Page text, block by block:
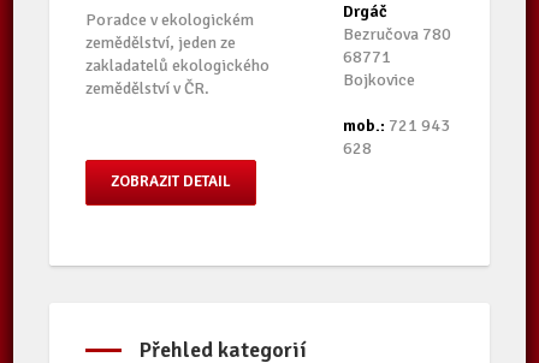
Drgáč
Bezručova 780
68771
Bojkovice
mob.: 721 943
628
Poradce v ekologickém
zemědělství, jeden ze
zakladatelů ekologického
zemědělství v ČR.
ZOBRAZIT DETAIL
Přehled kategorií